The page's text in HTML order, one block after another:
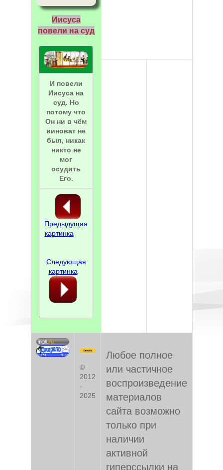
Иисуса
повели на суд
И повели
Иисуса на
суд. Но
потому что
Он ни в чём
виноват не
был, никак
никто не
мог
осудить
Его.
Предыдущая
картинка
Следующая
картинка
©
2012
-
2025
Любое полное
или частичное
воспроизведение
материалов
сайта возможно
только при
наличии
активной
гиперссылки на